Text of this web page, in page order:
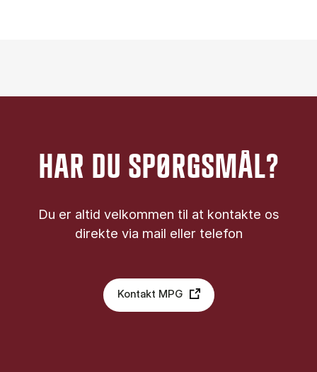
HAR DU SPØRGSMÅL?
Du er altid velkommen til at kontakte os
direkte via mail eller telefon
Kontakt MPG